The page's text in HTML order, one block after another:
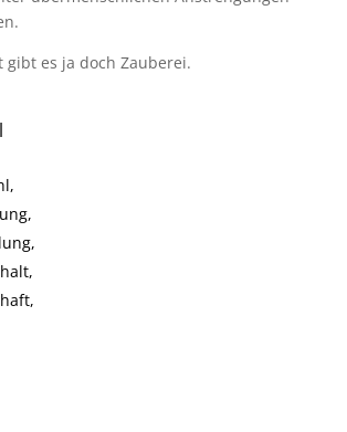
gibt es ja doch Zauberei.